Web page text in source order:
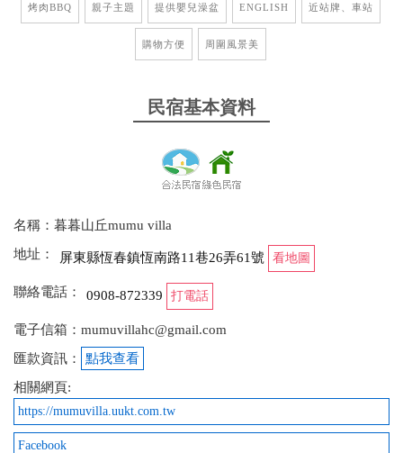
烤肉BBQ 親子主題 提供嬰兒澡盆 ENGLISH 近站牌、車站
購物方便 周圍風景美
民宿基本資料
名稱：暮暮山丘mumu villa
地址：
屏東縣恆春鎮恆南路11巷26弄61號 看地圖
聯絡電話： 0908-872339 打電話
電子信箱：mumuvillahc@gmail.com
匯款資訊：
點我查看
相關網頁:
https://mumuvilla.uukt.com.tw
Facebook